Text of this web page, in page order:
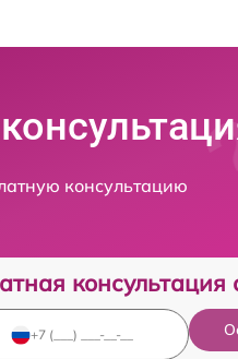
консультацию
консультация